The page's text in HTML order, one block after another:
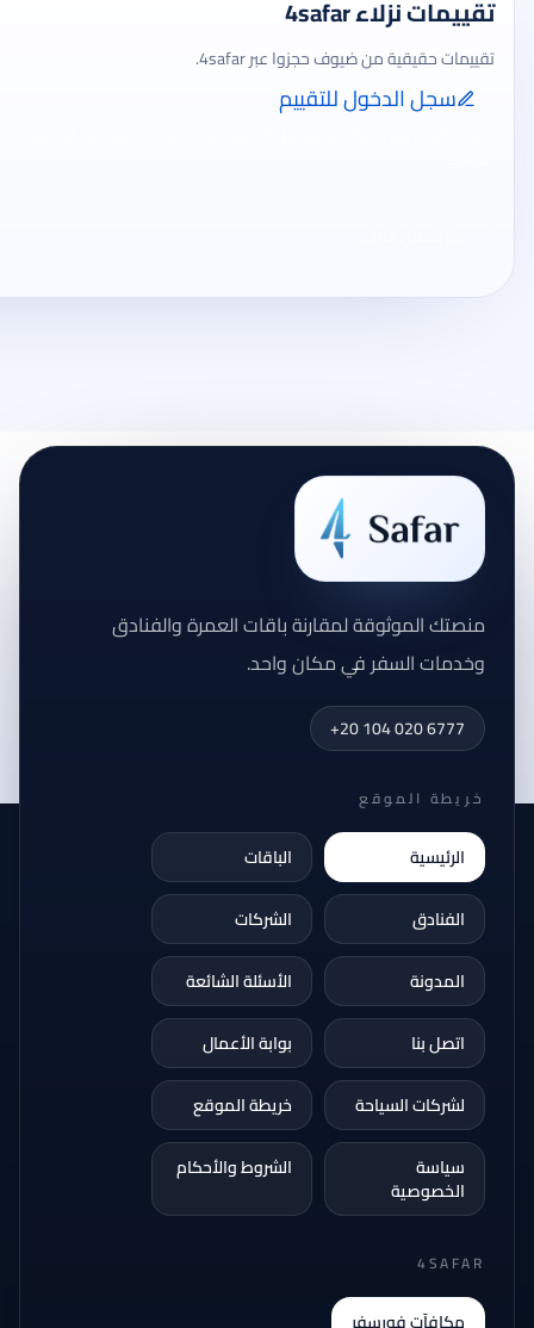
تقييمات نزلاء 4safar
تقييمات حقيقية من ضيوف حجزوا عبر 4safar.
سجل الدخول للتقييم
منصتك الموثوقة لمقارنة باقات العمرة والفنادق
وخدمات السفر في مكان واحد.
+20 104 020 6777
خريطة الموقع
الرئيسية
الباقات
الفنادق
الشركات
المدونة
الأسئلة الشائعة
اتصل بنا
بوابة الأعمال
لشركات السياحة
خريطة الموقع
سياسة
الخصوصية
الشروط والأحكام
4SAFAR